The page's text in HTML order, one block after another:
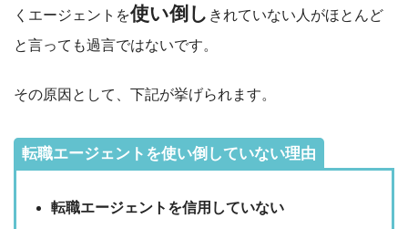
くエージェントを使い倒し きれていない人がほとんど
と言っても過言ではないです。
その原因として、下記が挙げられます。
転職エージェントを使い倒していない理由
転職エージェントを信用していない